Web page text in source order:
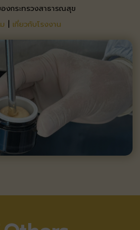
งกระทรวงสาธารณสุข​
เกี่ยวกับโรงงาน